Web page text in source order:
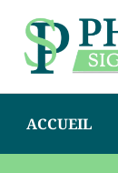
ACCUEIL